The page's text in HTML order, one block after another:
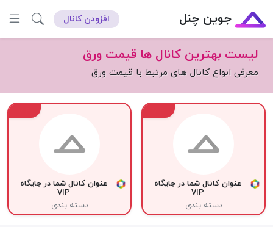
جوین چنل افزودن کانال
لیست بهترین کانال ها قیمت ورق
معرفی انواع کانال های مرتبط با قیمت ورق
عنوان کانال شما در جایگاه
VIP
دسته بندی
عنوان کانال شما در جایگاه
VIP
دسته بندی